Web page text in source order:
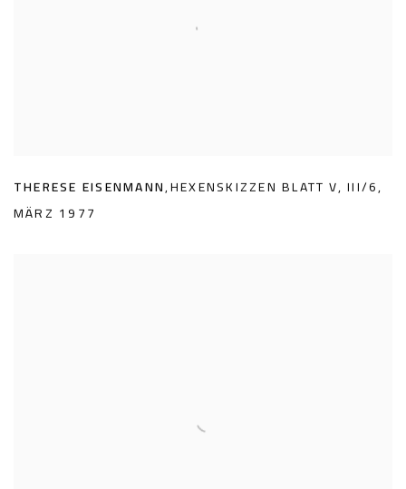
THERESE EISENMANN,HEXENSKIZZEN BLATT V,III/6,
MÄRZ 1977